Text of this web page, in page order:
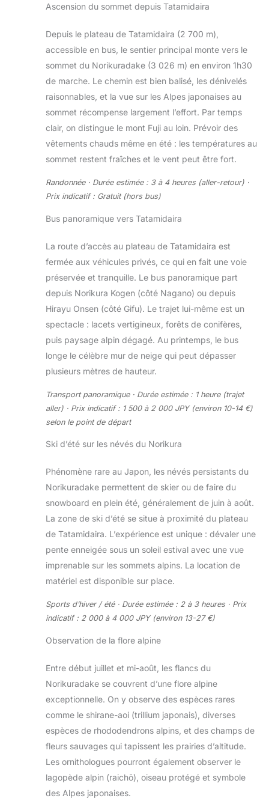
Ascension du sommet depuis Tatamidaira
Depuis le plateau de Tatamidaira (2 700 m),
accessible en bus, le sentier principal monte vers le
sommet du Norikuradake (3 026 m) en environ 1h30
de marche. Le chemin est bien balisé, les dénivelés
raisonnables, et la vue sur les Alpes japonaises au
sommet récompense largement l’effort. Par temps
clair, on distingue le mont Fuji au loin. Prévoir des
vêtements chauds même en été : les températures au
sommet restent fraîches et le vent peut être fort.
Randonnée · Durée estimée : 3 à 4 heures (aller-retour) ·
Prix indicatif : Gratuit (hors bus)
Bus panoramique vers Tatamidaira
La route d’accès au plateau de Tatamidaira est
fermée aux véhicules privés, ce qui en fait une voie
préservée et tranquille. Le bus panoramique part
depuis Norikura Kogen (côté Nagano) ou depuis
Hirayu Onsen (côté Gifu). Le trajet lui-même est un
spectacle : lacets vertigineux, forêts de conifères,
puis paysage alpin dégagé. Au printemps, le bus
longe le célèbre mur de neige qui peut dépasser
plusieurs mètres de hauteur.
Transport panoramique · Durée estimée : 1 heure (trajet
aller) · Prix indicatif : 1 500 à 2 000 JPY (environ 10-14 €)
selon le point de départ
Ski d’été sur les névés du Norikura
Phénomène rare au Japon, les névés persistants du
Norikuradake permettent de skier ou de faire du
snowboard en plein été, généralement de juin à août.
La zone de ski d’été se situe à proximité du plateau
de Tatamidaira. L’expérience est unique : dévaler une
pente enneigée sous un soleil estival avec une vue
imprenable sur les sommets alpins. La location de
matériel est disponible sur place.
Sports d’hiver / été · Durée estimée : 2 à 3 heures · Prix
indicatif : 2 000 à 4 000 JPY (environ 13-27 €)
Observation de la flore alpine
Entre début juillet et mi-août, les flancs du
Norikuradake se couvrent d’une flore alpine
exceptionnelle. On y observe des espèces rares
comme le shirane-aoi (trillium japonais), diverses
espèces de rhododendrons alpins, et des champs de
fleurs sauvages qui tapissent les prairies d’altitude.
Les ornithologues pourront également observer le
lagopède alpin (raichō), oiseau protégé et symbole
des Alpes japonaises.